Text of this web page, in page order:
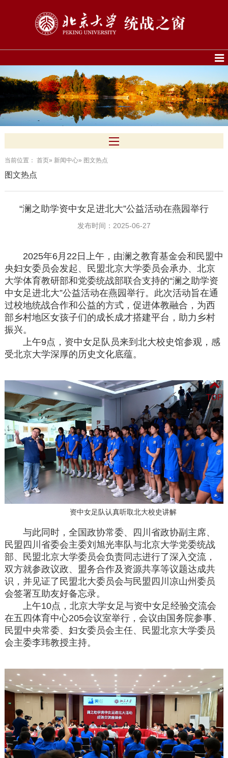
当前位置： 首页» 新闻中心» 图文热点
图文热点
“澜之助学资中女足进北大”公益活动在燕园举行
发布时间：2025-06-27
2025年6月22日上午，由澜之教育基金会和民盟中
央妇女委员会发起、民盟北京大学委员会承办、北京
大学体育教研部和党委统战部联合支持的“澜之助学资
中女足进北大”公益活动在燕园举行。此次活动旨在通
过校地统战合作和公益的方式，促进体教融合，为西
部乡村地区女孩子们的成长成才搭建平台，助力乡村
振兴。
上午9点，资中女足队员来到北大校史馆参观，感
受北京大学深厚的历史文化底蕴。
资中女足队认真听取北大校史讲解
与此同时，全国政协常委、四川省政协副主席、
民盟四川省委会主委刘旭光率队与北京大学党委统战
部、民盟北京大学委员会负责同志进行了深入交流，
双方就参政议政、盟务合作及资源共享等议题达成共
识，并见证了民盟北大委员会与民盟四川凉山州委员
会签署互助友好备忘录。
上午10点，北京大学女足与资中女足经验交流会
在五四体育中心205会议室举行，会议由国务院参事、
民盟中央常委、妇女委员会主任、民盟北京大学委员
会主委李玮教授主持。
TOP